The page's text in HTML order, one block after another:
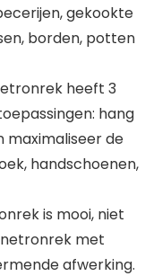
gekookte
borden, potten
heeft 3
hang
maximaliseer de
handschoenen,
is mooi, niet
met
afwerking.